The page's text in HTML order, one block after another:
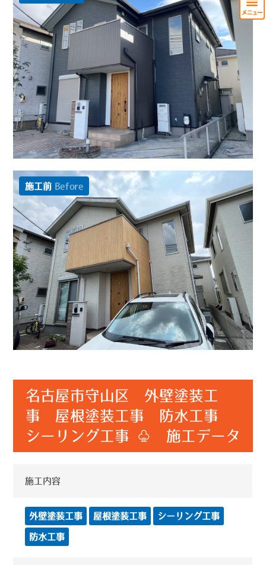
施工前 Before
名古屋市守山区 外壁塗装工
事 屋根塗装工事 防水工事
シーリング工事 ♧ 施工データ
施工内容
外壁塗装工事 屋根塗装工事 シーリング工事
防水工事